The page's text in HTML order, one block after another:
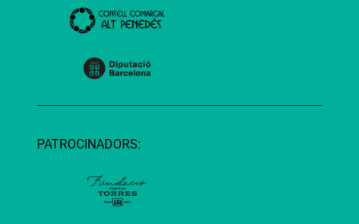
PATROCINADORS: